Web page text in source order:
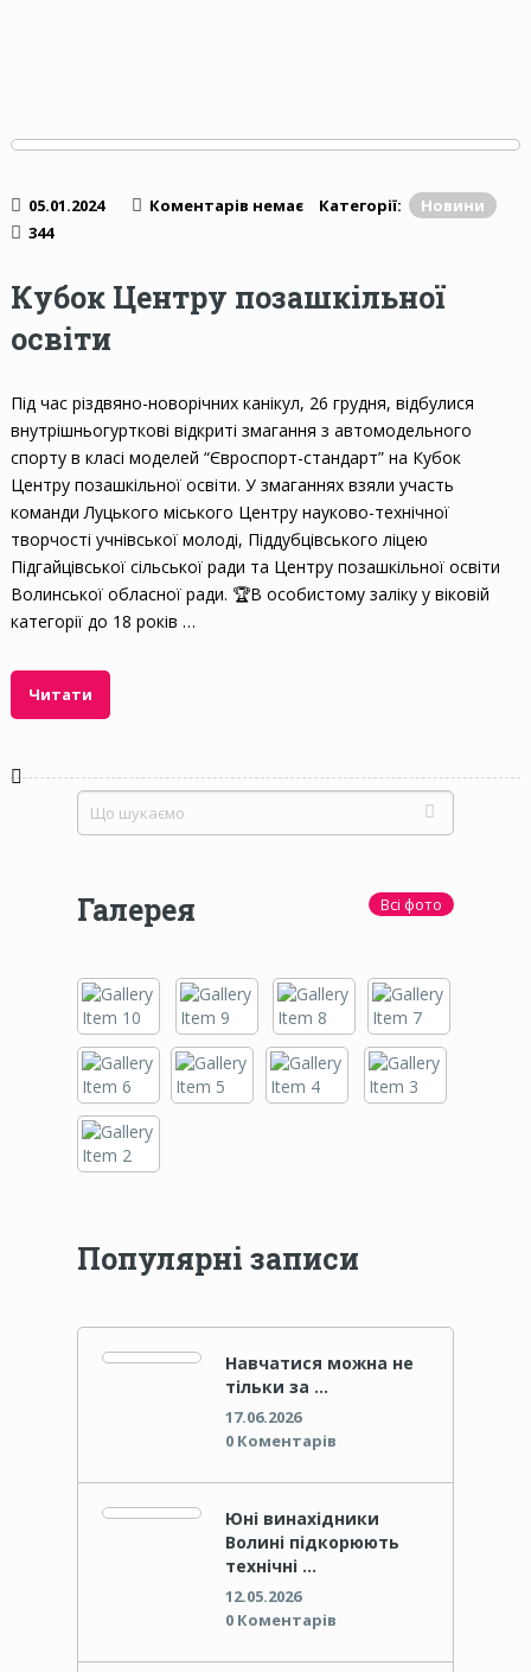
05.01.2024 Коментарів немає Категорії:
Новини
344
Кубок Центру позашкільної
освіти
Під час різдвяно-новорічних канікул, 26 грудня, відбулися
внутрішньогурткові відкриті змагання з автомодельного
спорту в класі моделей “Євроспорт-стандарт” на Кубок
Центру позашкільної освіти. У змаганнях взяли участь
команди Луцького міського Центру науково-технічної
творчості учнівської молоді, Піддубцівського ліцею
Підгайцівської сільської ради та Центру позашкільної освіти
Волинської обласної ради. 🏆В особистому заліку у віковій
категорії до 18 років …
Читати
Галерея Всі фото
Популярні записи
Навчатися можна не
тільки за …
17.06.2026
0 Коментарів
Юні винахідники
Волині підкорюють
технічні …
12.05.2026
0 Коментарів